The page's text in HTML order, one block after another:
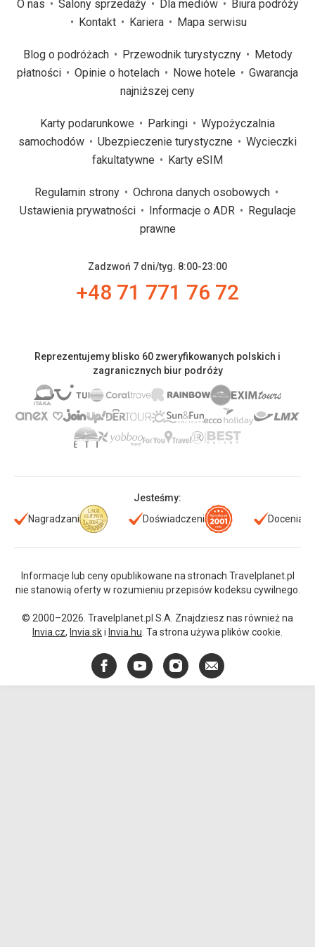
O nas Salony sprzedaży Dla mediów
Biura podróży
Kontakt
Kariera Mapa serwisu
Blog o podróżach Przewodnik turystyczny
Metody
płatności
Opinie o hotelach Nowe hotele
Gwarancja
najniższej ceny
Karty podarunkowe Parkingi
Wypożyczalnia
samochodów
Ubezpieczenie turystyczne
Wycieczki
fakultatywne
Karty eSIM
Regulamin strony
Ochrona danych osobowych
Ustawienia prywatności
Informacje o ADR
Regulacje
prawne
Zadzwoń 7 dni/tyg. 8:00-23:00
+48 71 771 76 72
Reprezentujemy blisko 60 zweryfikowanych polskich i
zagranicznych biur podróży
Jesteśmy:
Nagradzani
Doświadczeni Doceniani
Informacje lub ceny opublikowane na stronach Travelplanet.pl
nie stanowią oferty w rozumieniu przepisów kodeksu cywilnego.
© 2000–2026. Travelplanet.pl S.A. Znajdziesz nas również na
Invia.cz, Invia.ski Invia.hu . Ta strona używa plików cookie.
FacebookYouTubeInstagram
E-
mail